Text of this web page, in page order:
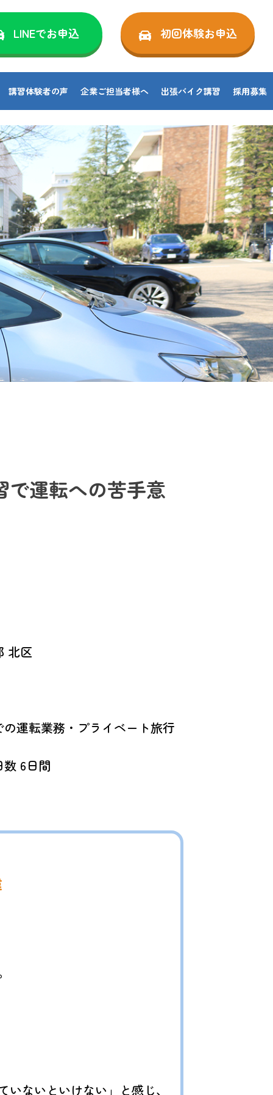
LINEでお申込 初回体験お申込
講習体験者の声 企業ご担当者様へ 出張バイク講習 採用募集
で運転への苦手意
北区
の運転業務・プライベート旅行
6日間
ないといけない」と感じ、